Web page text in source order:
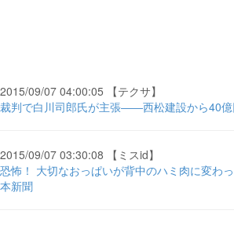
2015/09/07 04:00:05 【テクサ】
裁判で白川司郎氏が主張――西松建設から40億
2015/09/07 03:30:08 【ミスid】
恐怖！ 大切なおっぱいが背中のハミ肉に変わ
本新聞